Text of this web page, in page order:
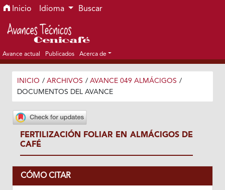
Ir al menú de navegación principal
Ir al contenido principal
Ir al pie de página del sitio
Inicio Idioma Buscar
Avance actual Publicados Acerca de
INICIO / ARCHIVOS / AVANCE 049 ALMÁCIGOS /
DOCUMENTOS DEL AVANCE
FERTILIZACIÓN FOLIAR EN ALMÁCIGOS DE
CAFÉ
CÓMO CITAR